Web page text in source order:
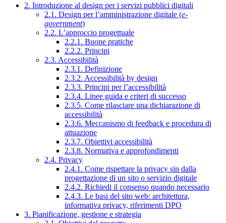
2. Introduzione al design per i servizi pubblici digitali
2.1. Design per l’amministrazione digitale (e-
government)
2.2. L’approccio progettuale
2.2.1. Buone pratiche
2.2.2. Principi
2.3. Accessibilità
2.3.1. Definizione
2.3.2. Accessibilità by design
2.3.3. Principi per l’accessibilità
2.3.4. Linee guida e criteri di successo
2.3.5. Come rilasciare una dichiarazione di
accessibilità
2.3.6. Meccanismo di feedback e procedura di
attuazione
2.3.7. Obiettivi accessibilità
2.3.8. Normativa e approfondimenti
2.4. Privacy
2.4.1. Come rispettare la privacy sin dalla
progettazione di un sito o servizio digitale
2.4.2. Richiedi il consenso quando necessario
2.4.3. Le basi del sito web: architettura,
informativa privacy, riferimenti DPO
3. Pianificazione, gestione e strategia